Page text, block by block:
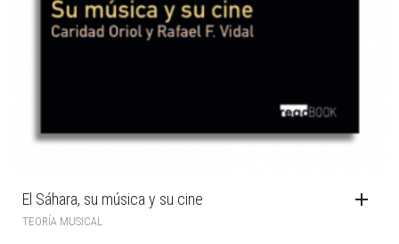
El Sáhara, su música y su cine
TEORÍA MUSICAL